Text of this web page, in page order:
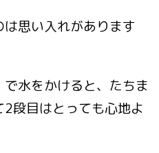
思い入れがあります
水をかけると、たちま
段目はとっても心地よ